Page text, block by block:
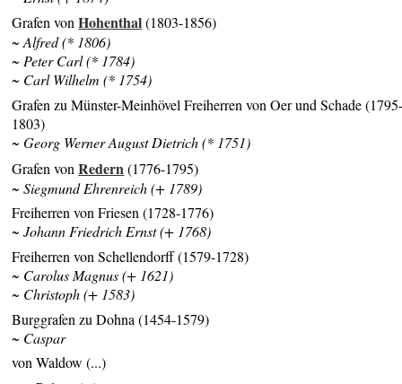
Grafen vonHohenthal(1803-1856)
~ Alfred (* 1806)
~ Peter Carl (* 1784)
~ Carl Wilhelm (* 1754)
Grafen zu Münster-Meinhövel Freiherren von Oer und Schade
1803)
~ Georg Werner August Dietrich (* 1751)
Grafen vonRedern(1776-1795)
~ Siegmund Ehrenreich (+ 1789)
Freiherren von Friesen (1728-1776)
~ Johann Friedrich Ernst (+ 1768)
Freiherren von Schellendorff (1579-1728)
~ Carolus Magnus (+ 1621)
~ Christoph (+ 1583)
Burggrafen zu Dohna (1454-1579)
~ Caspar
von Waldow (...)